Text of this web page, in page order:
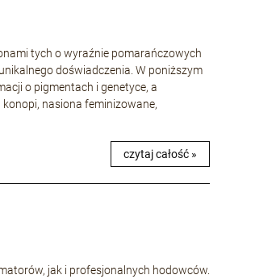
tych o wyraźnie pomarańczowych
doświadczenia. W poniższym
o pigmentach i genetyce, a
nasiona feminizowane,
czytaj całość »
jak i profesjonalnych hodowców.